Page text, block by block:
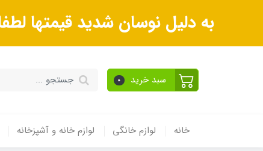
به دلیل نوسان شدید قیمتها
سبد خرید 0
خانه لوازم خانگی لوازم خانه و آشپزخانه